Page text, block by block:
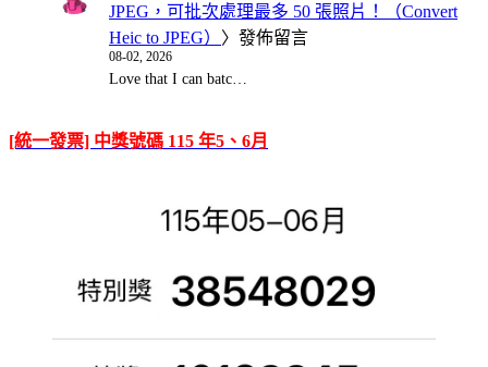
JPEG，可批次處理最多 50 張照片！（Convert
Heic to JPEG） 〉發佈留言
08-02, 2026
Love that I can batc…
[統一發票] 中獎號碼 115 年5、6月